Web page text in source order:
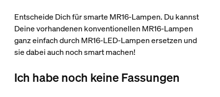
Entscheide Dich für smarte MR16-Lampen. Du kannst
Deine vorhandenen konventionellen MR16-Lampen
ganz einfach durch MR16-LED-Lampen ersetzen und
sie dabei auch noch smart machen!
Ich habe noch keine Fassungen